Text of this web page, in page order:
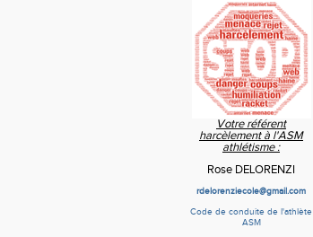
Votre référent
harcèlement à l'ASM
athlétisme :
Rose DELORENZI
rdelorenziecole@gmail.com
Code de conduite de l'athlète
ASM